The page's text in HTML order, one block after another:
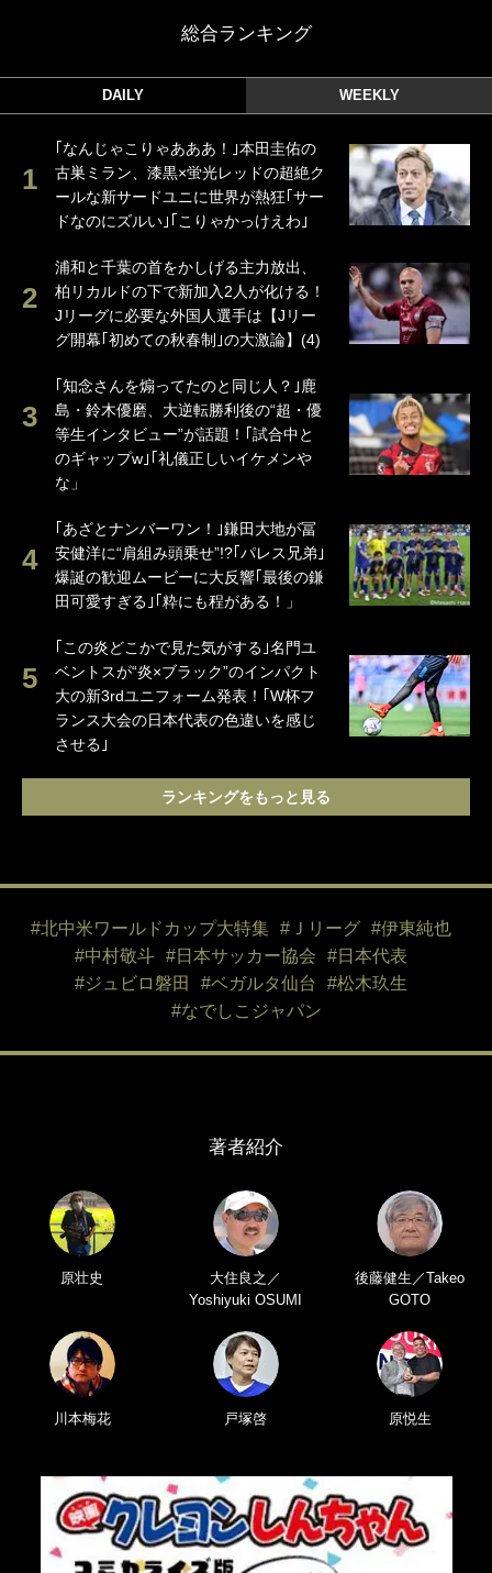
総合ランキング
DAILY WEEKLY
｢なんじゃこりゃあああ！｣本田圭佑の
古巣ミラン、漆黒×蛍光レッドの超絶ク
ールな新サードユニに世界が熱狂｢サー
ドなのにズルい｣｢こりゃかっけえわ｣
浦和と千葉の首をかしげる主力放出、
柏リカルドの下で新加入2人が化ける！
Jリーグに必要な外国人選手は【Jリー
グ開幕｢初めての秋春制｣の大激論】(4)
｢知念さんを煽ってたのと同じ人？｣鹿
島・鈴木優磨、大逆転勝利後の“超・優
等生インタビュー”が話題！｢試合中と
のギャップw｣｢礼儀正しいイケメンや
な」
｢あざとナンバーワン！｣鎌田大地が冨
安健洋に“肩組み頭乗せ”!?｢パレス兄弟｣
爆誕の歓迎ムービーに大反響｢最後の鎌
田可愛すぎる｣｢粋にも程がある！」
｢この炎どこかで見た気がする｣名門ユ
ベントスが“炎×ブラック”のインパクト
大の新3rdユニフォーム発表！｢W杯フ
ランス大会の日本代表の色違いを感じ
させる｣
ランキングをもっと見る
#北中米ワールドカップ大特集 #Ｊリーグ
#伊東純也
#中村敬斗
#日本サッカー協会
#日本代表
#ジュビロ磐田
#ベガルタ仙台
#松木玖生
#なでしこジャパン
著者紹介
原壮史
大住良之／
Yoshiyuki OSUMI
後藤健生／Takeo
GOTO
川本梅花 戸塚啓 原悦生